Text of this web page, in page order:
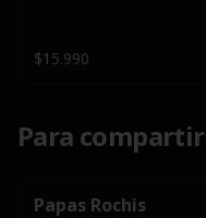
$15.990
Para compartir
Papas Rochis